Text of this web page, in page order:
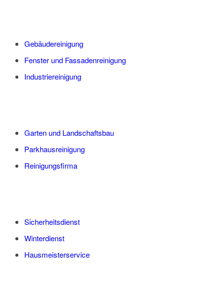
Gebäudereinigung
Fenster und Fassadenreinigung
Industriereinigung
Garten und Landschaftsbau
Parkhausreinigung
Reinigungsfirma
Sicherheitsdienst
Winterdienst
Hausmeisterservice